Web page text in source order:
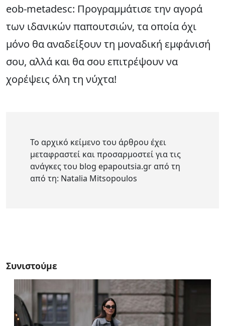
eob-metadesc: Προγραμμάτισε την αγορά
των ιδανικών παπουτσιών, τα οποία όχι
μόνο θα αναδείξουν τη μοναδική εμφάνισή
σου, αλλά και θα σου επιτρέψουν να
χορέψεις όλη τη νύχτα!
Το αρχικό κείμενο του άρθρου έχει
μεταφραστεί και προσαρμοστεί για τις
ανάγκες του blog epapoutsia.gr από τη
από τη: Natalia Mitsopoulos
Συνιστούμε